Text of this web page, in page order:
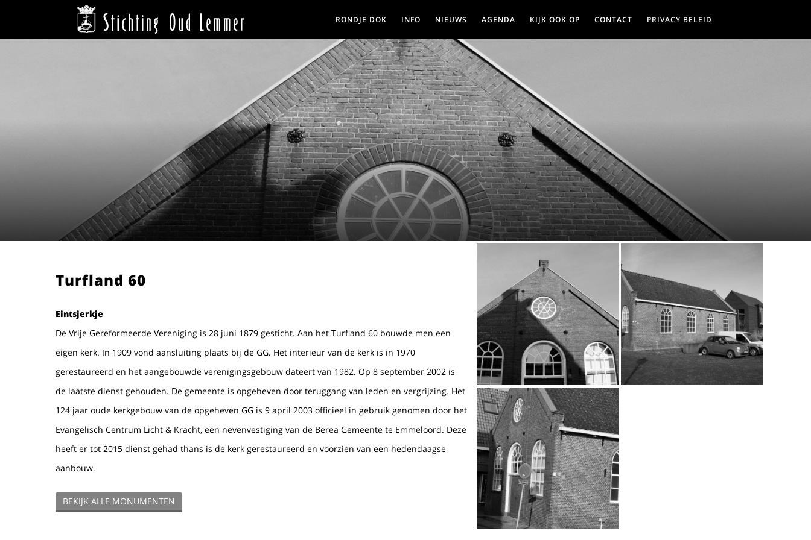
RONDJE DOK INFO NIEUWS AGENDA KIJK OOK OP CONTACT PRIVACY BELEID
Turfland 60
Eintsjerkje
De Vrije Gereformeerde Vereniging is 28 juni 1879 gesticht. Aan het Turfland 60 bouwde men een
eigen kerk. In 1909 vond aansluiting plaats bij de GG. Het interieur van de kerk is in 1970
gerestaureerd en het aangebouwde verenigingsgebouw dateert van 1982. Op 8 september 2002 is
de laatste dienst gehouden. De gemeente is opgeheven door teruggang van leden en vergrijzing. Het
124 jaar oude kerkgebouw van de opgeheven GG is 9 april 2003 officieel in gebruik genomen door het
Evangelisch Centrum Licht & Kracht, een nevenvestiging van de Berea Gemeente te Emmeloord. Deze
heeft er tot 2015 dienst gehad thans is de kerk gerestaureerd en voorzien van een hedendaagse
aanbouw.
BEKIJK ALLE MONUMENTEN